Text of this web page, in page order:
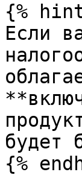
{%
Если
будет
{%